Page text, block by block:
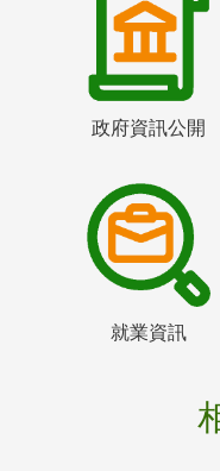
政府資訊公開
就業資訊